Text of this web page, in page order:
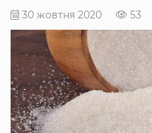
30 жовтня 2020 53